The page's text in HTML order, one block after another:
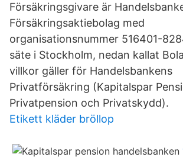
Försäkringsgivare är
Försäkringsaktiebolag med
organisationsnummer 516401-
säte i Stockholm, nedan kallat
villkor gäller för Handelsbankens
Privatförsäkring (Kapitalspar
Privatpension och Privatskydd).
Etikett kläder bröllop